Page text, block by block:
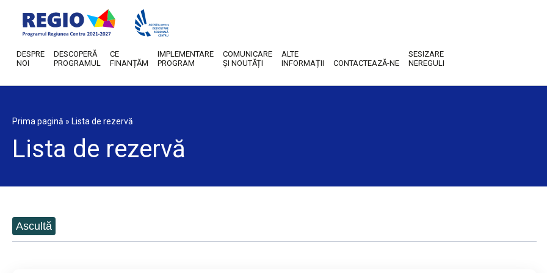
DESPRE
NOI
DESCOPERĂ
PROGRAMUL
CE
FINANȚĂM
IMPLEMENTARE
PROGRAM
COMUNICARE
ȘI NOUTĂȚI
ALTE
INFORMAȚII
CONTACTEAZĂ-NE
SESIZARE
NEREGULI
Prima pagină » Lista de rezervă
Lista de rezervă